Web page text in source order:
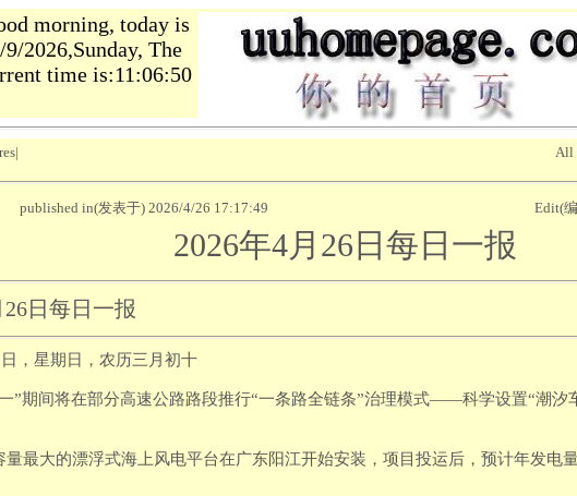
morning, today is
9/2026,Sunday, The
time is:11:06:51
| All
published in(发表于) 2026/4/26 17:17:49 Edit(
2026年4月26日每日一报
26日每日一报
，星期日，农历三月初十
”期间将在部分高速公路路段推行“一条路全链条”治理模式——科学设置“潮汐
量最大的漂浮式海上风电平台在广东阳江开始安装，项目投运后，预计年发电